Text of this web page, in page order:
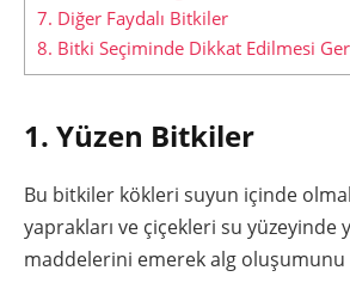
7. Diğer Faydalı Bitkiler
8. Bitki Seçiminde Dikkat Edilmesi
1. Yüzen Bitkiler
Bu bitkiler kökleri suyun içinde
yaprakları ve çiçekleri su yüzeyinde
maddelerini emerek alg